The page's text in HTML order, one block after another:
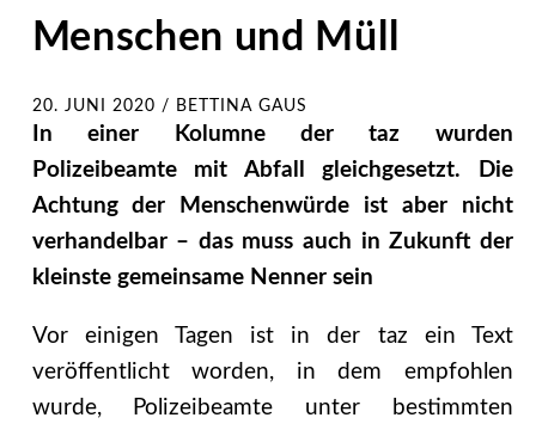
Menschen und Müll
20. JUNI 2020 / BETTINA GAUS
In einer Kolumne der taz wurden
Polizeibeamte mit Abfall gleichgesetzt. Die
Achtung der Menschenwürde ist aber nicht
verhandelbar – das muss auch in Zukunft der
kleinste gemeinsame Nenner sein
Vor einigen Tagen ist in der taz ein Text
veröffentlicht worden, in dem empfohlen
wurde, Polizeibeamte unter bestimmten